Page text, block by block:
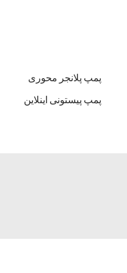
پمپ پلانجر محوری
پمپ پیستونی اینلاین